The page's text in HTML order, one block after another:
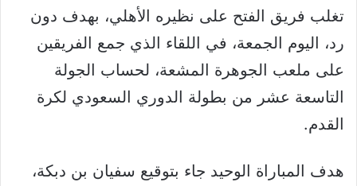
تغلب فريق الفتح على نظيره الأهلي، بهدف دون
رد، اليوم الجمعة، في اللقاء الذي جمع الفريقين
على ملعب الجوهرة المشعة، لحساب الجولة
التاسعة عشر من بطولة الدوري السعودي لكرة
القدم.
هدف المباراة الوحيد جاء بتوقيع سفيان بن دبكة،